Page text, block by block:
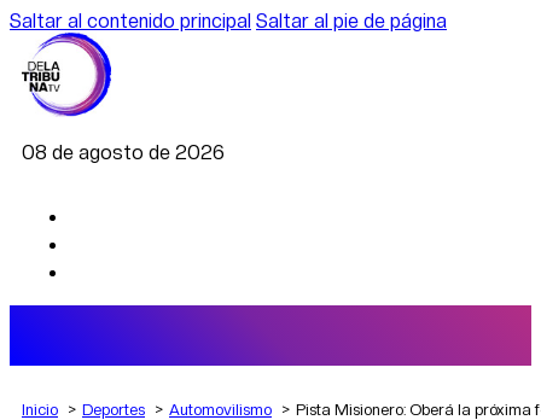
Saltar al contenido principal Saltar al pie de página
08 de agosto de 2026
Inicio Deportes Automovilismo Pista Misionero: Oberá la próxima